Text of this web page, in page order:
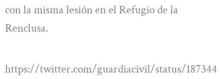
con la misma lesión en el Refugio de la
Renclusa.
https://twitter.com/guardiacivil/status/187344